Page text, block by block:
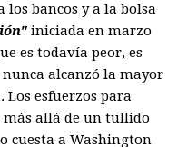
bancos y a la bolsa
iniciada en marzo
es todavía peor, es
alcanzó la mayor
Los esfuerzos para
allá de un tullido
cuesta a Washington